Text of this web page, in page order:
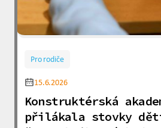
Pro rodiče
15.6.2026
Konstruktérská
přilákala stovky